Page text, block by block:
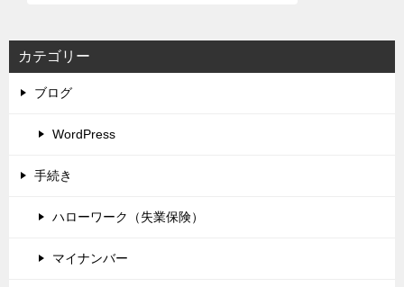
カテゴリー
ブログ
WordPress
手続き
ハローワーク（失業保険）
マイナンバー